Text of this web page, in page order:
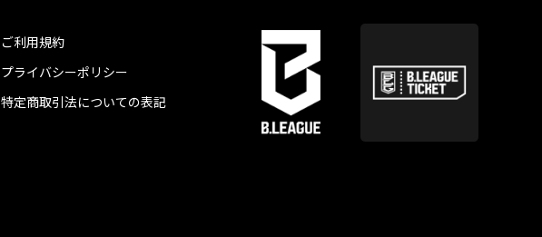
ご利用規約
プライバシーポリシー
特定商取引法についての表記